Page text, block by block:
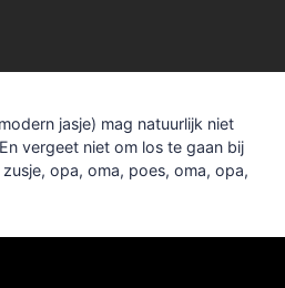
jasje) mag natuurlijk niet
vergeet niet om los te gaan bij
opa, oma, poes, oma, opa,